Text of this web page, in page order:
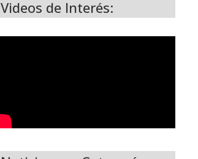
Videos de Interés: